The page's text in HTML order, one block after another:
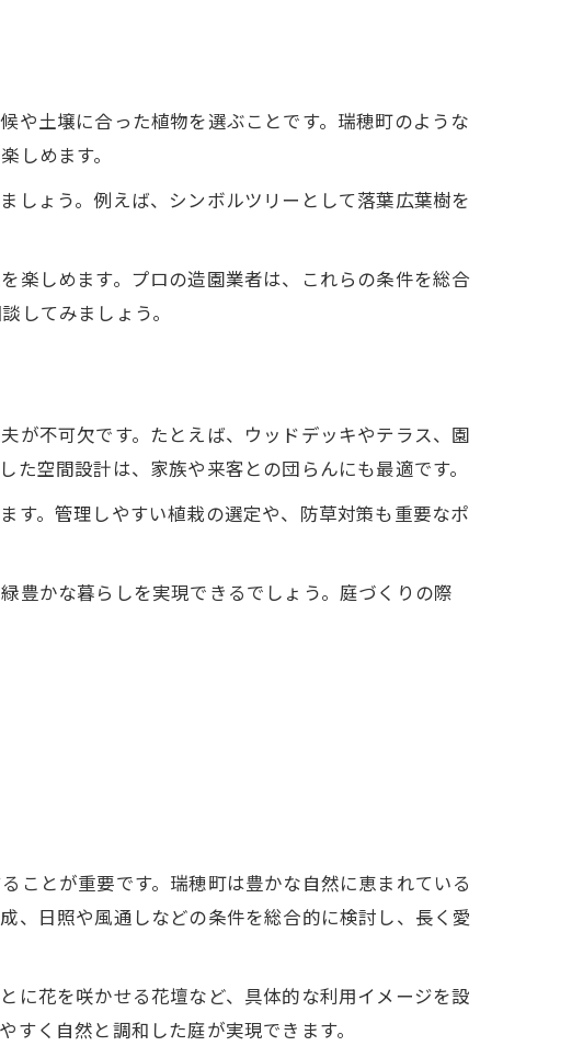
や土壌に合った植物を選ぶことです。瑞穂町のような
しめます。
しょう。例えば、シンボルツリーとして落葉広葉樹を
楽しめます。プロの造園業者は、これらの条件を総合
してみましょう。
が不可欠です。たとえば、ウッドデッキやテラス、園
空間設計は、家族や来客との団らんにも最適です。
す。管理しやすい植栽の選定や、防草対策も重要なポ
豊かな暮らしを実現できるでしょう。庭づくりの際
ことが重要です。瑞穂町は豊かな自然に恵まれている
、日照や風通しなどの条件を総合的に検討し、長く愛
に花を咲かせる花壇など、具体的な利用イメージを設
く自然と調和した庭が実現できます。